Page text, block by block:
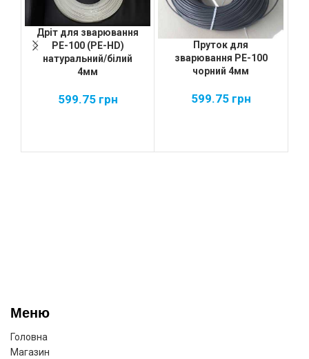
Дріт для зварювання
PE-100 (PE-HD)
натуральний/білий
4мм
599.75 грн
Пруток для
зварювання PE-100
чорний 4мм
599.75 грн
Меню
Головна
Магазин